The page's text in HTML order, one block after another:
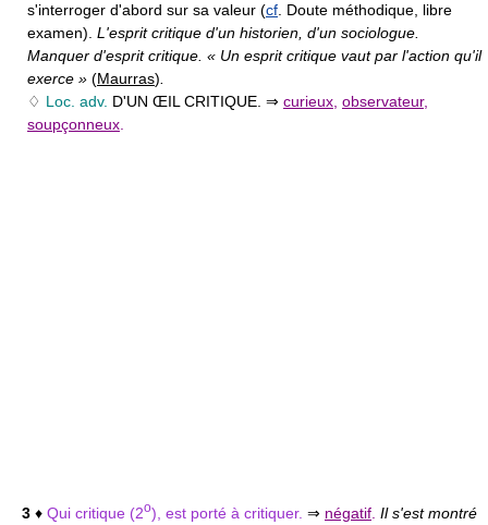
s'interroger d'abord sur sa valeur (cf . Doute méthodique, libre
examen). L'esprit critique d'un historien, d'un sociologue.
Manquer d'esprit critique. « Un esprit critique vaut par l'action qu'il
exerce » (Maurras)
♢ Loc. adv. D'UN ŒIL CRITIQUE. ⇒ curieux observateur,
soupçonneux
3 ♦ Qui critique (2o), est porté à critiquer. ⇒ négatif Il s'est montré